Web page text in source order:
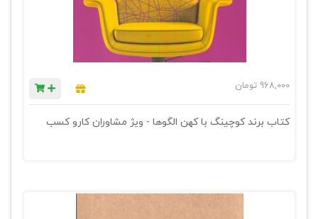
968,000 تومان
کتاب برند کوچینگ با کهن الگوها - ویژ مشاوران کارو کسب